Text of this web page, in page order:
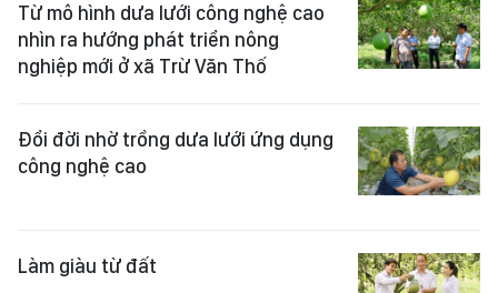
Từ mô hình dưa lưới công nghệ cao
nhìn ra hướng phát triển nông
nghiệp mới ở xã Trừ Văn Thố
Đổi đời nhờ trồng dưa lưới ứng dụng
công nghệ cao
Làm giàu từ đất